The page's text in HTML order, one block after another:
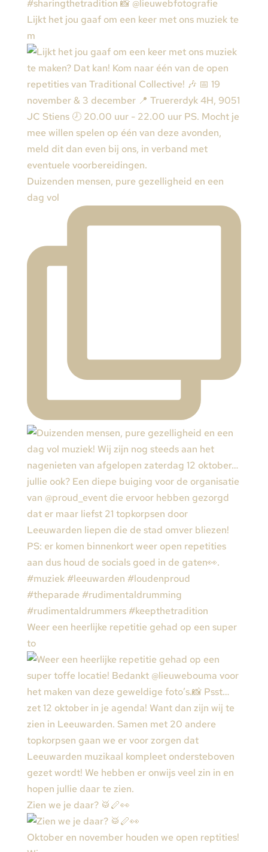
Lijkt het jou gaaf om een keer met ons muziek te
m
Duizenden mensen, pure gezelligheid en een
dag vol
Weer een heerlijke repetitie gehad op een super
to
Zien we je daar? 🥁🪈👀
Oktober en november houden we open reptities!